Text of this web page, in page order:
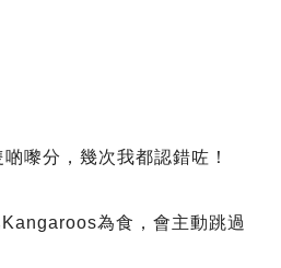
嚟分，幾次我都認錯咗！
為食，會主動跳過